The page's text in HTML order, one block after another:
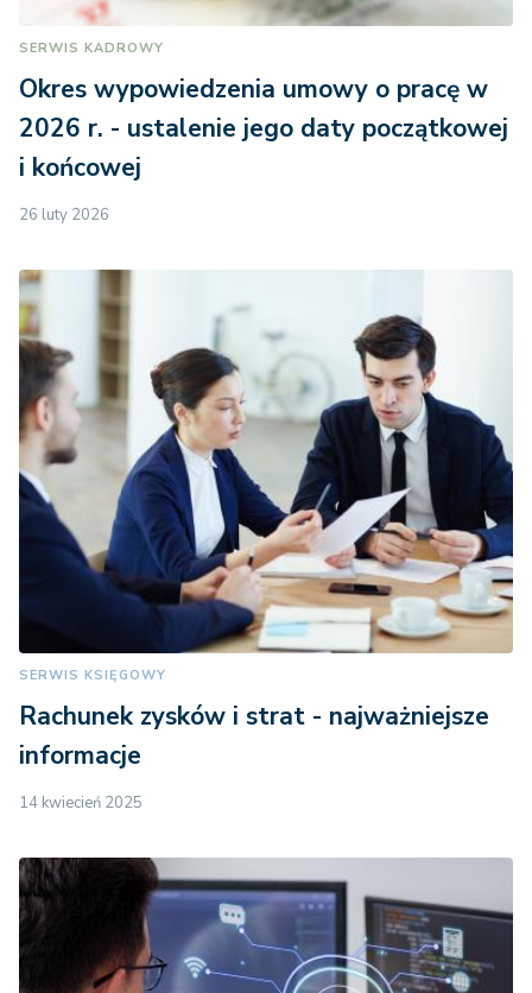
SERWIS KADROWY
Okres wypowiedzenia umowy o pracę w
2026 r. - ustalenie jego daty początkowej
i końcowej
26 luty 2026
SERWIS KSIĘGOWY
Rachunek zysków i strat - najważniejsze
informacje
14 kwiecień 2025